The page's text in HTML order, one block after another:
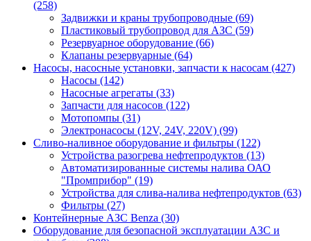
(258)
Задвижки и краны трубопроводные (69)
Пластиковый трубопровод для АЗС (59)
Резервуарное оборудование (66)
Клапаны резервуарные (64)
Насосы, насосные установки, запчасти к насосам (427)
Насосы (142)
Насосные агрегаты (33)
Запчасти для насосов (122)
Мотопомпы (31)
Электронасосы (12V, 24V, 220V) (99)
Сливо-наливное оборудование и фильтры (122)
Устройства разогрева нефтепродуктов (13)
Автоматизированные системы налива ОАО
"Промприбор" (19)
Устройства для слива-налива нефтепродуктов (63)
Фильтры (27)
Контейнерные АЗС Benza (30)
Оборудование для безопасной эксплуатации АЗС и